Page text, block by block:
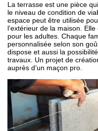
La terrasse est une pièce
le niveau de condition de
espace peut être utilisée
l’extérieur de la maison.
pour les adultes. Chaque
personnalisée selon son
dispose et aussi la
travaux. Un projet de
auprès d’un maçon pro.